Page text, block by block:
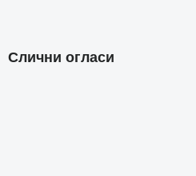
Слични огласи